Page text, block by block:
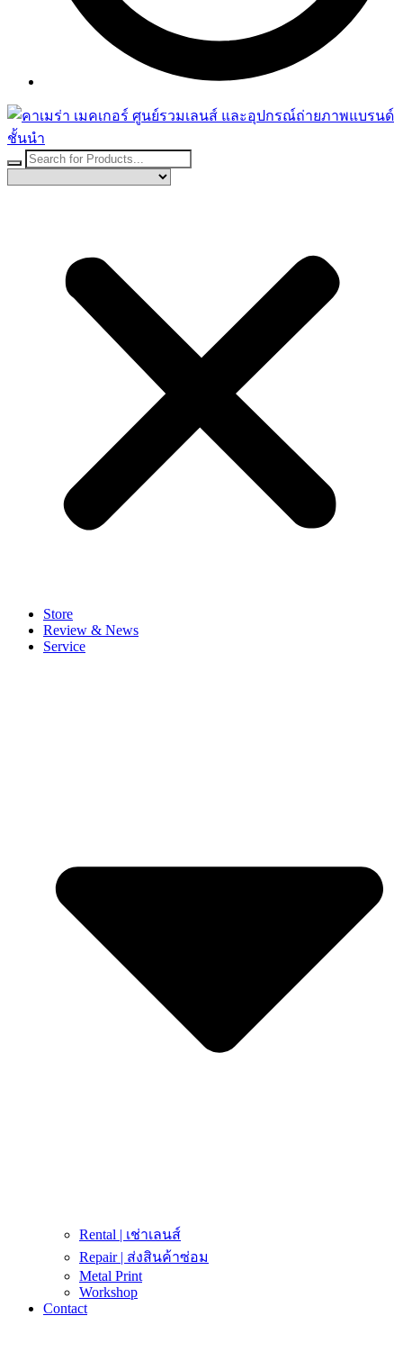
Store
Review & News
Service
Rental | เช่าเลนส์
Repair | ส่งสินค้าซ่อม
Metal Print
Workshop
Contact